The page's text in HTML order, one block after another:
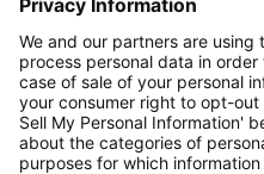
möglicherweise nicht
Economy Class
sich i.d.R. um Economy
Tarifoption. Es können
fürAufgabegepäck
Leistungen anfallen. Es